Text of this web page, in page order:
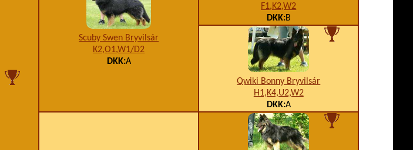
Scuby Swen Bryvilsár
K2,O1,W1/D2
DKK:A
F1,K2,W2
DKK:B
Qwiki Bonny Bryvilsár
H1,K4,U2,W2
DKK:A